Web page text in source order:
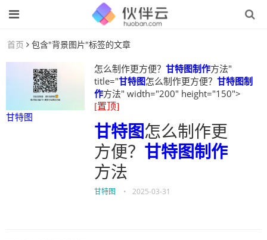
首页 包含"背景图片"标签的文章
甘特图
怎么制作更方便？ 甘特图制作方法"
title="甘特图怎么制作更方便？ 甘特图制
作方法" width="200" height="150">
[置顶]
甘特图怎么制作更
方便？ 甘特图制作
方法
甘特图 • 2025-03-31